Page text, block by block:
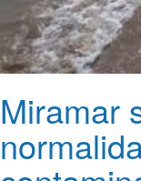
Miramar